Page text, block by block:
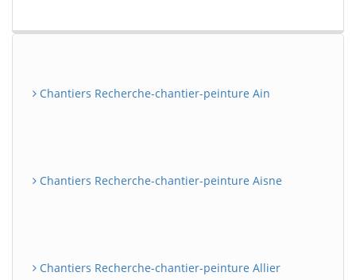
Chantiers Recherche-chantier-peinture Ain
Chantiers Recherche-chantier-peinture Aisne
Chantiers Recherche-chantier-peinture Allier